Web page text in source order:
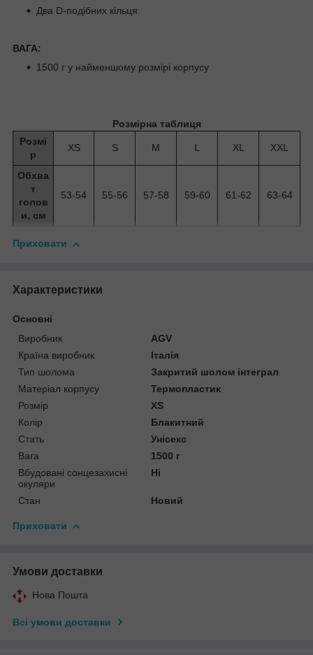
Два D-подібних кільця
ВАГА:
1500 г у найменшому розмірі корпусу
Розмірна таблиця
Розмі
р
XS S M L XL XXL
Обхва
т
голов
и, см
53-54 55-56 57-58 59-60 61-62 63-64
Приховати
Характеристики
Основні
Виробник
AGV
Країна виробник
Італія
Тип шолома
Закритий шолом інтеграл
Матеріал корпусу
Термопластик
Розмір
XS
Колір
Блакитний
Стать
Унісекс
Вага
1500 г
Вбудовані сонцезахисні
окуляри
Ні
Стан Новий
Приховати
Умови доставки
Нова Пошта
Всі умови доставки